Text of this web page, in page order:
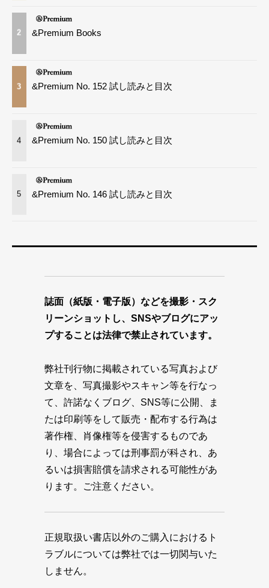
2 &Premium Books
3 &Premium No. 152 試し読みと目次
4 &Premium No. 150 試し読みと目次
5 &Premium No. 146 試し読みと目次
誌面（紙版・電子版）などを撮影・スク
リーンショットし、SNSやブログにアッ
プすることは法律で禁止されています。
弊社刊行物に掲載されている写真および
文章を、写真撮影やスキャン等を行なっ
て、許諾なくブログ、SNS等に公開、ま
たは印刷等をして販売・配布する行為は
著作権、肖像権等を侵害するものであ
り、場合によっては刑事罰が科され、あ
るいは損害賠償を請求される可能性があ
ります。ご注意ください。
正規取扱い書店以外のご購入におけるト
ラブルについては弊社では一切関与いた
しません。